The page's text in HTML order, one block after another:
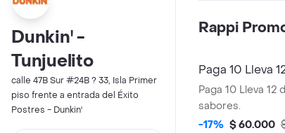
Dunkin' -
Tunjuelito
calle 47B Sur #24B ? 33, Isla Primer
piso frente a entrada del Éxito
Postres - Dunkin'
Rappi
Paga 10 Lleva
Paga 10 Lleva 12
sabores.
-17% $ 60.000